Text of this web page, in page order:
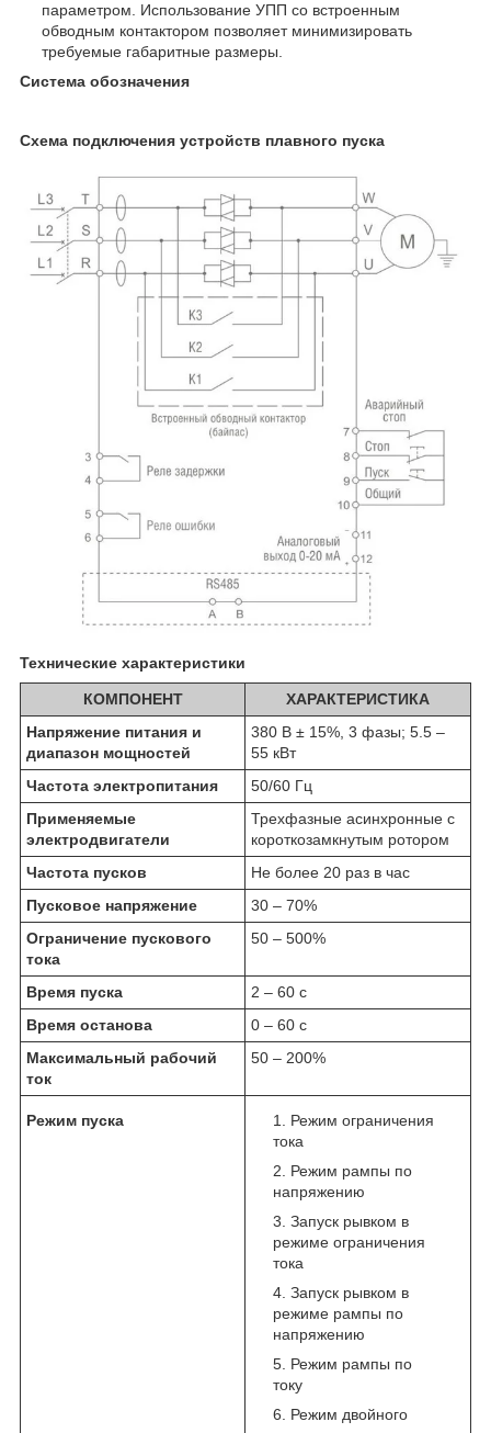
параметром. Использование УПП со встроенным
обводным контактором позволяет минимизировать
требуемые габаритные размеры.
Система обозначения
Схема подключения устройств плавного пуска
Технические характеристики
КОМПОНЕНТ
ХАРАКТЕРИСТИКА
Напряжение питания и
диапазон мощностей
380 В ± 15%, 3 фазы; 5.5 –
55 кВт
Частота электропитания
50/60 Гц
Применяемые
электродвигатели
Трехфазные асинхронные с
короткозамкнутым ротором
Частота пусков
Не более 20 раз в час
Пусковое напряжение
30 – 70%
Ограничение пускового
тока
50 – 500%
Время пуска
2 – 60 с
Время останова
0 – 60 с
Максимальный рабочий
ток
50 – 200%
Режим пуска
Режим ограничения
тока
Режим рампы по
напряжению
Запуск рывком в
режиме ограничения
тока
Запуск рывком в
режиме рампы по
напряжению
Режим рампы по
току
Режим двойного